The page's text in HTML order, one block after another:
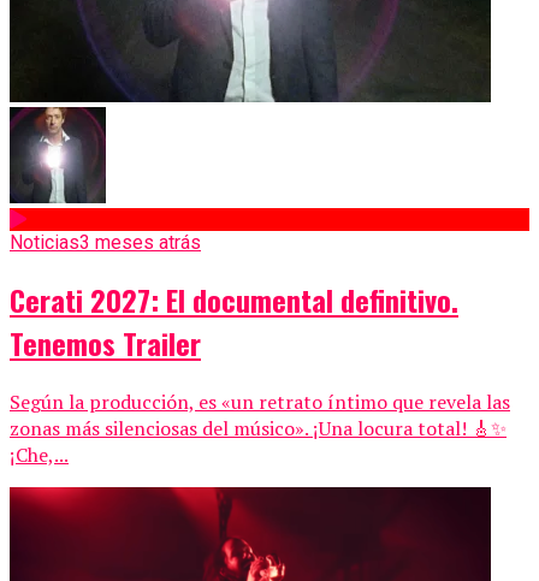
Noticias3 meses atrás
Cerati 2027: El documental definitivo.
Tenemos Trailer
Según la producción, es «un retrato íntimo que revela las
zonas más silenciosas del músico». ¡Una locura total! 🎸✨
¡Che,...